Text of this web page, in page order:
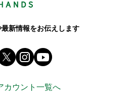
新情報をお伝えします
ハンズ公式ファンページ
X(旧 twitter) @Hands_official_
instagram
カウント一覧へ